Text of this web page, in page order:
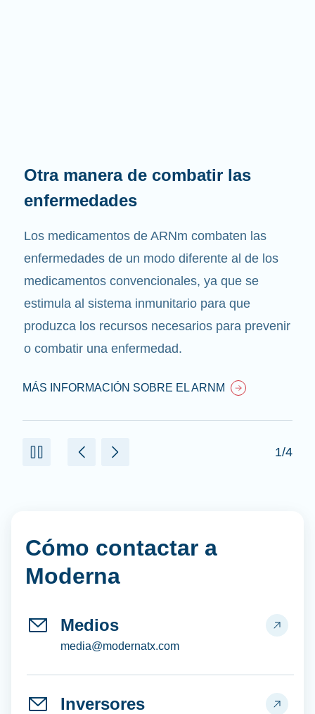
Otra manera de combatir las
enfermedades
Los medicamentos de ARNm combaten las
enfermedades de un modo diferente al de los
medicamentos convencionales, ya que se
estimula al sistema inmunitario para que
produzca los recursos necesarios para prevenir
o combatir una enfermedad.
MÁS INFORMACIÓN SOBRE EL ARNM
1/4
Cómo contactar a
Moderna
Medios
media@modernatx.com
Inversores